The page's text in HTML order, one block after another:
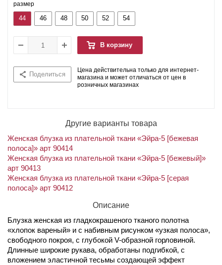
размер
44 46 48 50 52 54
В корзину
Поделиться
Цена действительна только для интернет-
магазина и может отличаться от цен в
розничных магазинах
Другие варианты товара
Женская блузка из плательной ткани «Эйра-5 [бежевая
полоса]» арт 90414
Женская блузка из плательной ткани «Эйра-5 [бежевый]»
арт 90413
Женская блузка из плательной ткани «Эйра-5 [серая
полоса]» арт 90412
Описание
Блузка женская из гладкокрашеного тканого полотна
«хлопок вареный» и с набивным рисунком «узкая полоса»,
свободного покроя, с глубокой V-образной горловиной.
Длинные широкие рукава, обработаны подгибкой, с
вложением эластичной тесьмы создающей эффект